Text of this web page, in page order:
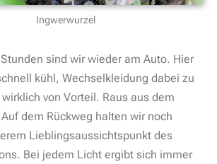
Ingwerwurzel
sind wir wieder am Auto. Hier
kühl, Wechselkleidung dabei zu
von Vorteil. Raus aus dem
dem Rückweg halten wir noch
Lieblingsaussichtspunkt des
Bei jedem Licht ergibt sich immer